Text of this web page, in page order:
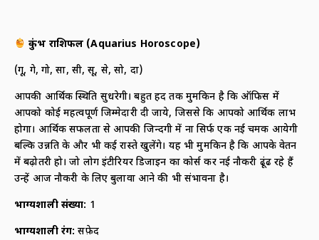
कुंभ राशिफल (Aquarius Horoscope)
(गू, गे, गो, सा, सी, सू, से, सो, दा)
आपकी आर्थिक स्थिति सुधरेगी। बहुत हद तक मुमकिन है कि ऑफिस में
आपको कोई महत्वपूर्ण जिम्मेदारी दी जाये, जिससे कि आपको आर्थिक लाभ
होगा। आर्थिक सफलता से आपकी जिन्दगी में ना सिर्फ एक नई चमक आयेगी
बल्कि उन्नति के और भी कई रास्ते खुलेंगे। यह भी मुमकिन है कि आपके वेतन
में बढ़ोतरी हो। जो लोग इंटीरियर डिजाइन का कोर्स कर नई नौकरी ढूंढ रहे हैं
उन्हें आज नौकरी के लिए बुलावा आने की भी संभावना है।
भाग्यशाली संख्या: 1
भाग्यशाली रंग: सफ़ेद